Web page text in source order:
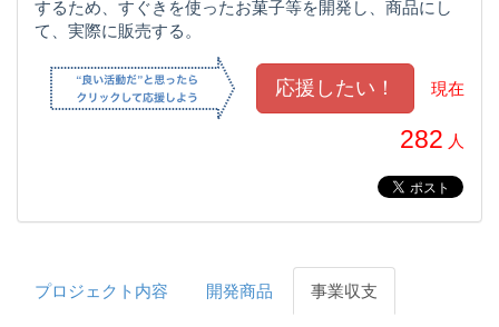
するため、すぐきを使ったお菓子等を開発し、商品にし
て、実際に販売する。
現在
282 人
プロジェクト内容 開発商品 事業収支